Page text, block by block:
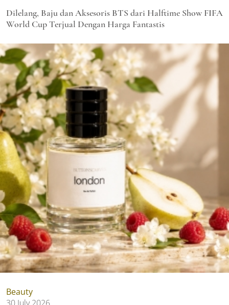
Dilelang, Baju dan Aksesoris BTS dari Halftime Show FIFA
World Cup Terjual Dengan Harga Fantastis
Beauty